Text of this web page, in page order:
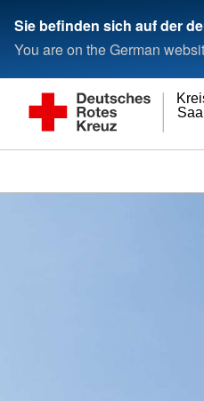
Sie befinden sich auf der
You are on the German